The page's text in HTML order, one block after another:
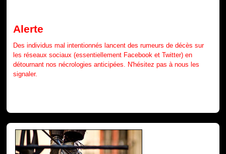
Alerte
Des individus mal intentionnés lancent des rumeurs de décès sur
les réseaux sociaux (essentiellement Facebook et Twitter) en
détournant nos nécrologies anticipées. N'hésitez pas à nous les
signaler.